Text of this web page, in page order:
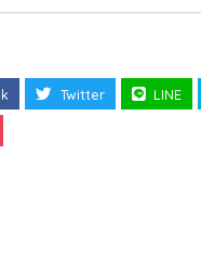
Twitter LINE